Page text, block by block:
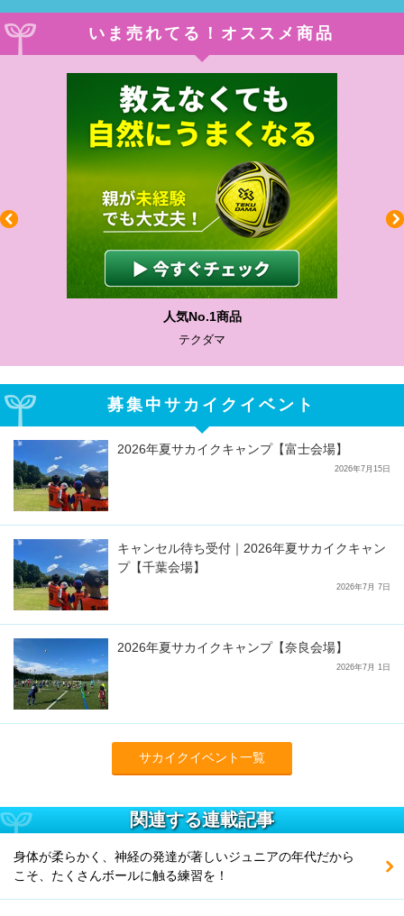
いま売れてる！オススメ商品
わかりやすい質問に沿って書ける
サカイクサッカーノート
募集中サカイクイベント
2026年夏サカイクキャンプ【富士会場】
2026年7月15日
キャンセル待ち受付｜2026年夏サカイクキャン
プ【千葉会場】
2026年7月 7日
2026年夏サカイクキャンプ【奈良会場】
2026年7月 1日
サカイクイベント一覧
関連する連載記事
身体が柔らかく、神経の発達が著しいジュニアの年代だから
こそ、たくさんボールに触る練習を！